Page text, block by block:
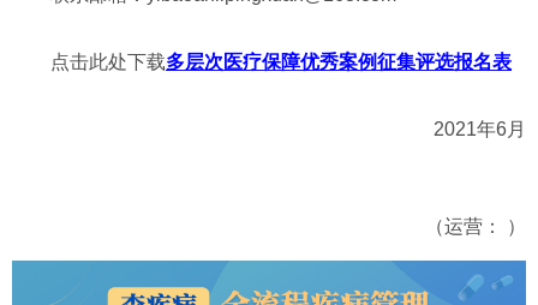
点击此处下载多层次医疗保障优秀案例征集评选报名表
2021年6月
（运营： ）